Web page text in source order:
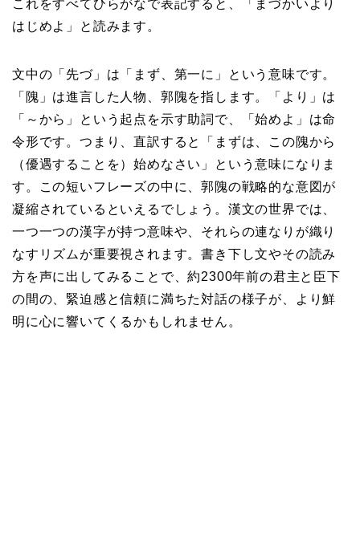
これをすべてひらがなで表記すると、「まづかいより
はじめよ」と読みます。
文中の「先づ」は「まず、第一に」という意味です。
「隗」は進言した人物、郭隗を指します。「より」は
「～から」という起点を示す助詞で、「始めよ」は命
令形です。つまり、直訳すると「まずは、この隗から
（優遇することを）始めなさい」という意味になりま
す。この短いフレーズの中に、郭隗の戦略的な意図が
凝縮されているといえるでしょう。漢文の世界では、
一つ一つの漢字が持つ意味や、それらの連なりが織り
なすリズムが重要視されます。書き下し文やその読み
方を声に出してみることで、約2300年前の君主と臣下
の間の、緊迫感と信頼に満ちた対話の様子が、より鮮
明に心に響いてくるかもしれません。